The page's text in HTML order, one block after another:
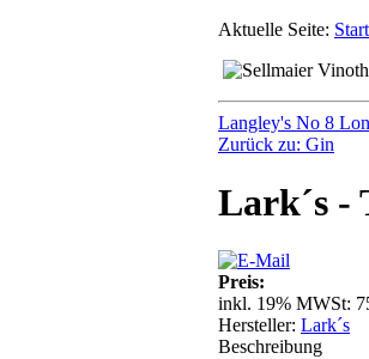
Aktuelle Seite:
Langley's No 8
Zurück zu: Gin
Lark´s -
Preis:
inkl. 19% MWSt:
Hersteller: Lark´s
Beschreibung